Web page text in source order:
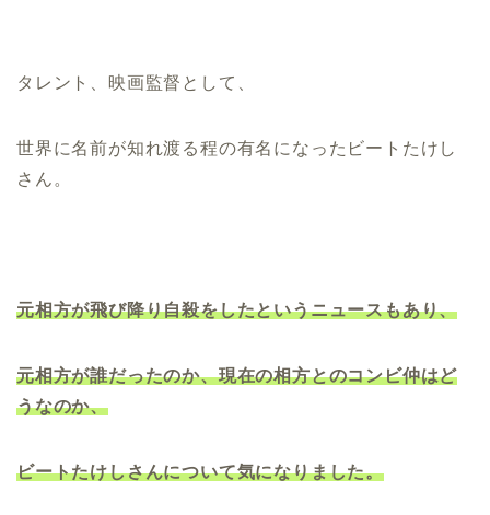
タレント、映画監督として、
世界に名前が知れ渡る程の有名になったビートたけし
さん。
元相方が飛び降り自殺をしたというニュースもあり、
元相方が誰だったのか、現在の相方とのコンビ仲はど
うなのか、
ビートたけしさんについて気になりました。